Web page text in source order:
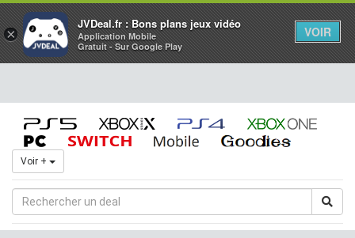
×
JVDeal.fr : Bons plans jeux vidéo
Application Mobile
Gratuit - Sur Google Play
VOIR
Voir +